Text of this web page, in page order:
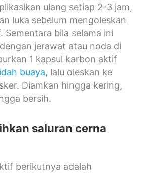
ulang setiap 2-3 jam,
luka sebelum mengoleskan
Sementara bila selama ini
jerawat atau noda di
1 kapsul karbon aktif
buaya, lalu oleskan ke
Diamkan hingga kering,
bersih.
saluran cerna
berikutnya adalah